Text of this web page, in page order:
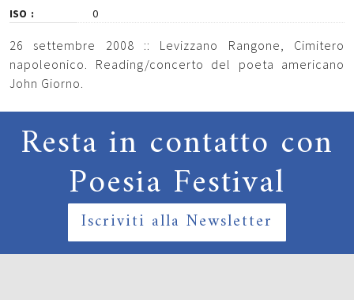
ISO
0
26 settembre 2008 :: Levizzano Rangone, Cimitero
napoleonico. Reading/concerto del poeta americano
John Giorno.
Resta in contatto con
Poesia Festival
Iscriviti alla Newsletter